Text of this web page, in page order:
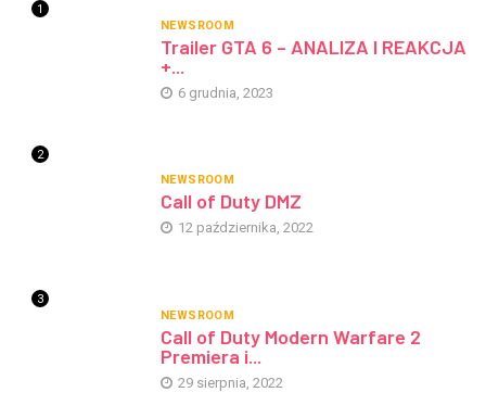
1
NEWSROOM
Trailer GTA 6 – ANALIZA I REAKCJA
+...
6 grudnia, 2023
2
NEWSROOM
Call of Duty DMZ
12 października, 2022
3
NEWSROOM
Call of Duty Modern Warfare 2
Premiera i...
29 sierpnia, 2022